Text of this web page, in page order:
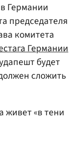
Германии
председателя
комитета
Германии
будет
сложить
живет «в тени